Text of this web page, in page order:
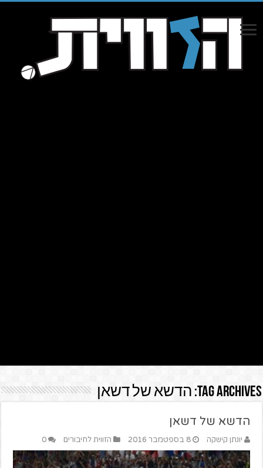
Tag Archives: הדשא של דשאן
הדשא של דשאן
יונתן קישקה 8 בספטמבר 2016 הזווית לחיבורים 0